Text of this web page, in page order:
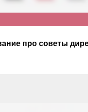
про советы